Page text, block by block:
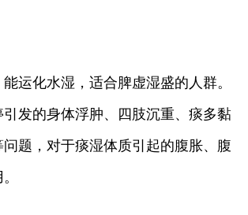
运化水湿，适合脾虚湿盛的人群。
发的身体浮肿、四肢沉重、痰多黏
题，对于痰湿体质引起的腹胀、腹